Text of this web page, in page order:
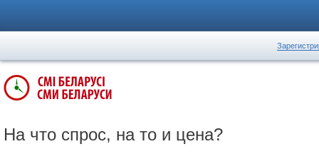
На что спрос, на то и цена?